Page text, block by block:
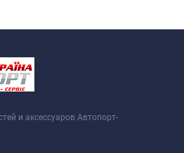
и аксессуаров Автопорт-